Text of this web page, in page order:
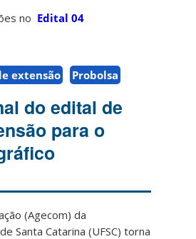
no Edital 04
extensão Probolsa
do edital de
para o
(Agecom) da
Santa Catarina (UFSC) torna